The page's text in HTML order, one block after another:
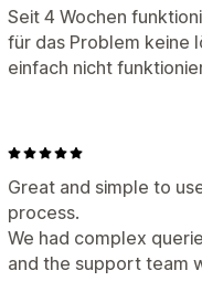
Seit 4 Wochen
für das Problem keine
einfach nicht
Great and simple to
process.
We had complex
and the support team